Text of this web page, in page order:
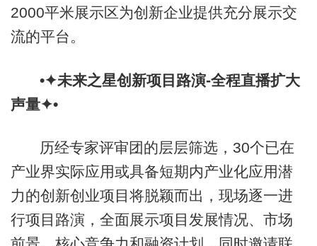
2000平米展示区为创新企业提供充分展示交
流的平台。
•✦未来之星创新项目路演-全程直播扩大
声量✦•
历经专家评审团的层层筛选，30个已在
产业界实际应用或具备短期内产业化应用潜
力的创新创业项目将脱颖而出，现场逐一进
行项目路演，全面展示项目发展情况、市场